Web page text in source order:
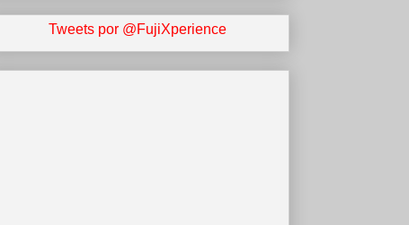
Tweets por @FujiXperience